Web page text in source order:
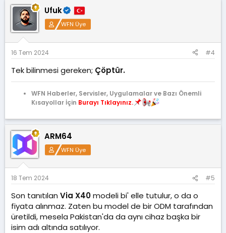
k
i
l
e
:
Ufuk
WFN Üye
16 Tem 2024 #4
Tek bilinmesi gereken; Çöptür.
WFN Haberler, Servisler, Uygulamalar ve Bazı Önemli
Kısayollar İçin Burayı Tıklayınız.
ARM64
WFN Üye
18 Tem 2024 #5
Son tanıtılan Via X40modeli bi' elle tutulur, o da o
fiyata alınmaz. Zaten bu model de bir ODM tarafından
üretildi, mesela Pakistan'da da aynı cihaz başka bir
isim adı altında satılıyor.